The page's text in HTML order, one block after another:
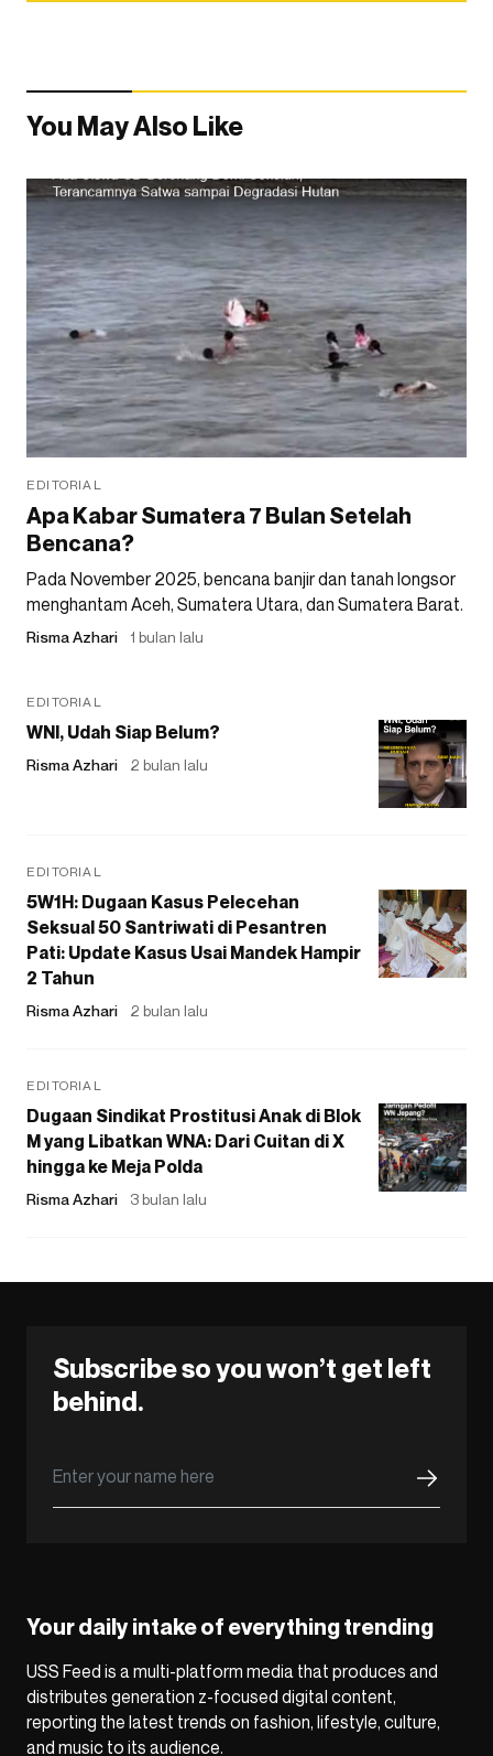
You May Also Like
EDITORIAL
Apa Kabar Sumatera 7 Bulan Setelah
Bencana?
Pada November 2025, bencana banjir dan tanah longsor
menghantam Aceh, Sumatera Utara, dan Sumatera Barat.
Risma Azhari 1 bulan lalu
EDITORIAL
WNI, Udah Siap Belum?
Risma Azhari 2 bulan lalu
EDITORIAL
5W1H: Dugaan Kasus Pelecehan
Seksual 50 Santriwati di Pesantren
Pati: Update Kasus Usai Mandek Hampir
2 Tahun
Risma Azhari 2 bulan lalu
EDITORIAL
Dugaan Sindikat Prostitusi Anak di Blok
M yang Libatkan WNA: Dari Cuitan di X
hingga ke Meja Polda
Risma Azhari 3 bulan lalu
Subscribe so you won’t get left
behind.
Your daily intake of everything trending
USS Feed is a multi-platform media that produces and
distributes generation z-focused digital content,
reporting the latest trends on fashion, lifestyle, culture,
and music to its audience.